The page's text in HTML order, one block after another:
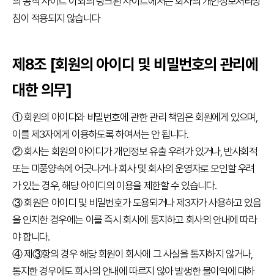
시
험
평
가
식
외
국
인
을
위
한
KBS
TOKIC
KBS
KLT
침이 적용되지 않습니다
제8조 [회원의 아이디 및 비밀번호의 관리에
대한 의무]
① 회원의 아이디와 비밀번호에 관한 관리 책임은 회원에게 있으며,
이를 제3자에게 이용하도록 하여서는 안 됩니다.
② 회사는 회원의 아이디가 개인정보 유출 우려가 있거나, 반사회적
또는 미풍양속에 어긋나거나 회사 및 회사의 운영자로 오인할 우려
가 있는 경우, 해당 아이디의 이용을 제한할 수 있습니다.
③ 회원은 아이디 및 비밀번호가 도용되거나 제3자가 사용하고 있음
을 인지한 경우에는 이를 즉시 회사에 통지하고 회사의 안내에 따라
야 합니다.
④ 제③항의 경우 해당 회원이 회사에 그 사실을 통지하지 않거나,
통지한 경우에도 회사의 안내에 따르지 않아 발생한 불이익에 대하